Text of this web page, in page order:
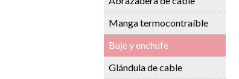
Manga termocontraíble
Buje y enchufe
Glándula de cable